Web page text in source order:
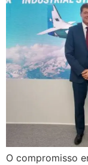
O compromisso